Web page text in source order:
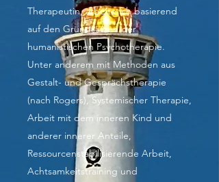
Therapeutin, arbeite ich basierend
auf den Grundsätzen der
humanistischen Psychotherapie.
Unter anderem mit Methoden aus
Gestalt- und Gesprächstherapie
(nach Rogers), Systemischer Therapie,
Arbeit mit dem inneren Kind und
anderer innerer Anteile,
Ressourcenstabilisierende Arbeit,
Achtsamkeitstraining und